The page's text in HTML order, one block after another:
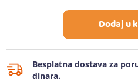
Dodaj u
Besplatna dostava za
dinara.